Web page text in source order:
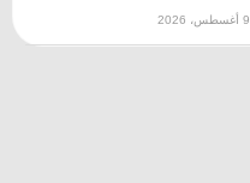
9 أغسطس، 2026